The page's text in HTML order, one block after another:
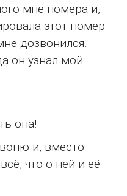
мне номера и,
этот номер.
дозвонился.
он узнал мой
она!
и, вместо
что о ней и её